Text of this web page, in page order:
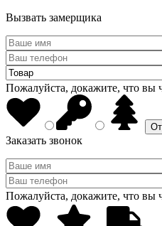
Вызвать замерщика
Пожалуйста, докажите, что вы
Заказать звонок
Пожалуйста, докажите, что вы